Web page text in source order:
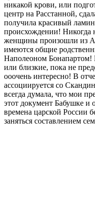
никакой крови, или
центр на Расстанной,
получила красивый
происхождении! Никогда
женщины произошли из
имеются общие
Наполеоном Бонапартом!
или близкие, пока не
ооочень интересно! В
ассоциируется со
всегда думала, что мои
этот документ Бабушке и
времена царской России
заняться составлением